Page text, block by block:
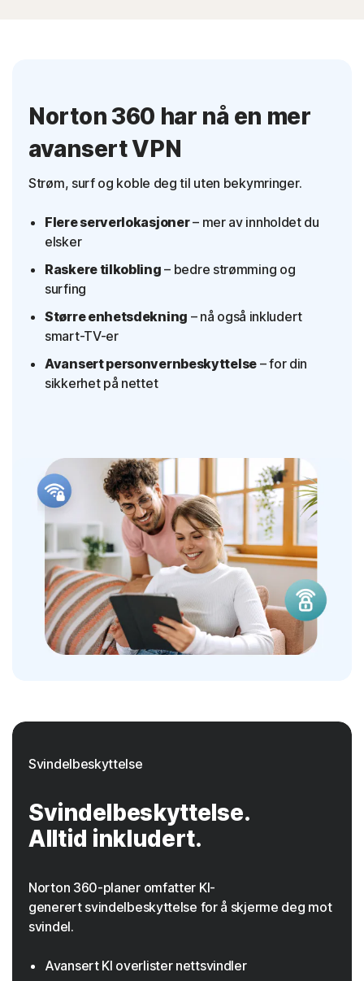
Norton 360 har nå en mer
avansert VPN
Strøm, surf og koble deg til uten bekymringer.
Flere serverlokasjoner– mer av innholdet du
elsker
Raskere tilkobling – bedre strømming og
surfing
Større enhetsdekning – nå også inkludert
smart-TV-er
Avansert personvernbeskyttelse – for din
sikkerhet på nettet
Svindelbeskyttelse
Svindelbeskyttelse.
Alltid inkludert.
Norton 360-planer omfatter KI-
generert svindelbeskyttelse for å skjerme deg mot
svindel.
Avansert KI overlister nettsvindler